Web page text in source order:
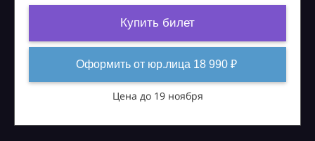
Купить билет
Оформить от юр.лица 18 990 ₽
Цена до 19 ноября